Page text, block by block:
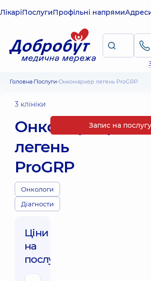
ЛікаріПослугиПрофільні напрями
Головна Послуги Онкомаркер легень ProGRP
3 клініки
Онкомаркер
легень
ProGRP
Онкологи
Діагности
Ціни
на
послуги:
Запис на послугу